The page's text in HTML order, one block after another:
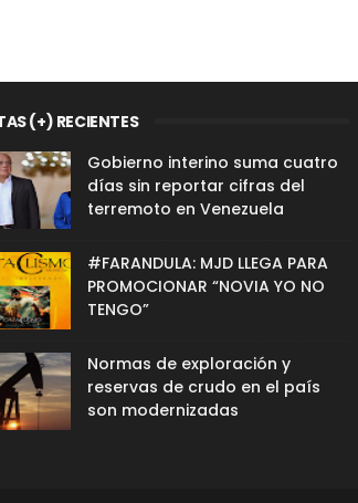
(+) RECIENTES
Gobierno interino suma cuatro
días sin reportar cifras del
terremoto en Venezuela
#FARANDULA: MJD LLEGA PARA
PROMOCIONAR “NOVIA YO NO
TENGO”
Normas de exploración y
reservas de crudo en el país
son modernizadas